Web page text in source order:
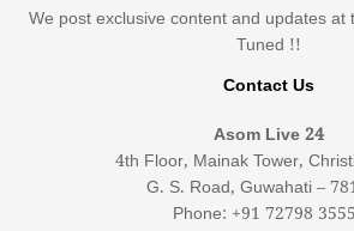
We post exclusive content and updates at
Tuned !!
Contact Us
Asom Live 24
4th Floor, Mainak Tower,
G. S. Road, Guwahati –
Phone: +91 72798